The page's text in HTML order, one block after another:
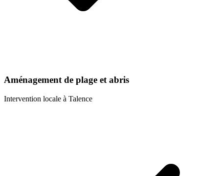
Aménagement de plage et abris
Intervention locale à Talence